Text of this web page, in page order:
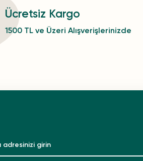
Ücretsiz Kargo
1500 TL ve Üzeri Alışverişlerinizde